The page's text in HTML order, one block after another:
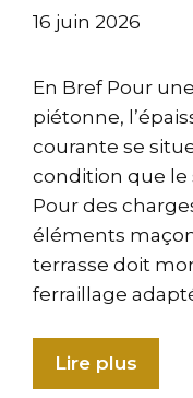
16 juin 2026
En Bref Pour
piétonne,
courante se
condition que le
Pour des
éléments
terrasse doit
ferraillage
Lire plus